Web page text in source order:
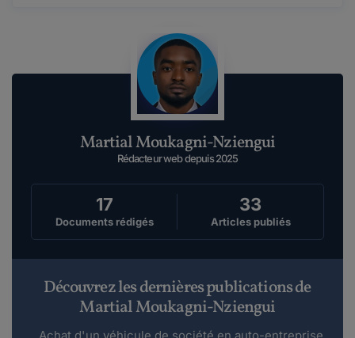
Martial Moukagni-Nziengui
Rédacteur web depuis 2025
17
Documents rédigés
33
Articles publiés
Découvrez les dernières publications de
Martial Moukagni-Nziengui